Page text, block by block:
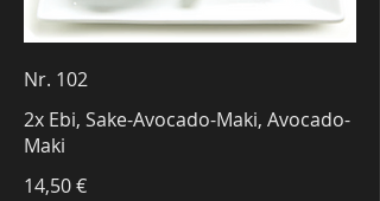
Nr. 102
2x Ebi, Sake-Avocado-Maki, Avocado-
Maki
14,50 €